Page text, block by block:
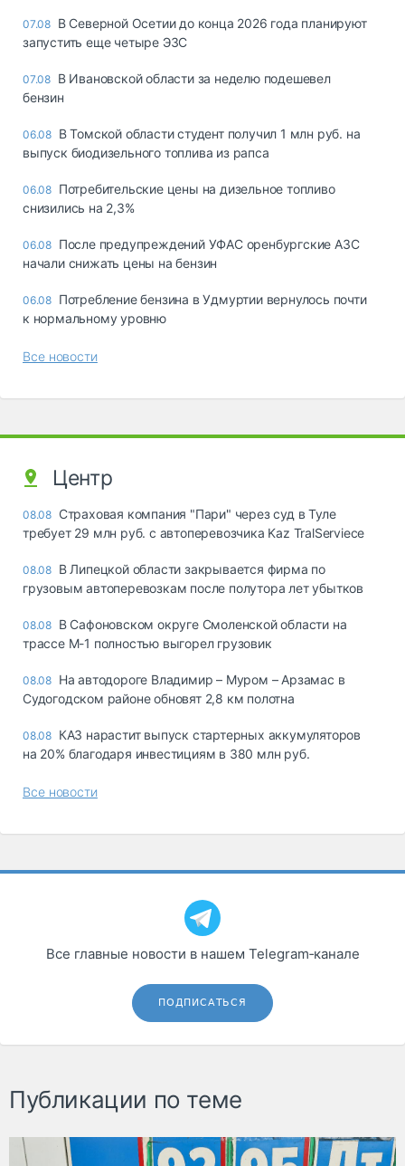
07.08 В Северной Осетии до конца 2026 года планируют
запустить еще четыре ЭЗС
07.08 В Ивановской области за неделю подешевел
бензин
06.08 В Томской области студент получил 1 млн руб. на
выпуск биодизельного топлива из рапса
06.08 Потребительские цены на дизельное топливо
снизились на 2,3%
06.08 После предупреждений УФАС оренбургские АЗС
начали снижать цены на бензин
06.08 Потребление бензина в Удмуртии вернулось почти
к нормальному уровню
Все новости
Центр
08.08 Страховая компания "Пари" через суд в Туле
требует 29 млн руб. с автоперевозчика Kaz TralServiece
08.08 В Липецкой области закрывается фирма по
грузовым автоперевозкам после полутора лет убытков
08.08 В Сафоновском округе Смоленской области на
трассе М-1 полностью выгорел грузовик
08.08 На автодороге Владимир – Муром – Арзамас в
Судогодском районе обновят 2,8 км полотна
08.08 КАЗ нарастит выпуск стартерных аккумуляторов
на 20% благодаря инвестициям в 380 млн руб.
Все новости
Все главные новости в нашем Telegram‑канале
ПОДПИСАТЬСЯ
Публикации по теме